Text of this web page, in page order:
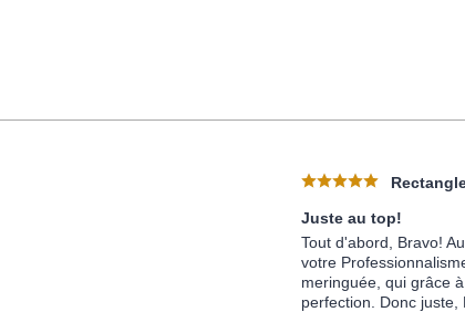
Juste au top!
Tout d'abord, Bravo!
votre
meringuée, qui grâce
perfection. Donc juste,